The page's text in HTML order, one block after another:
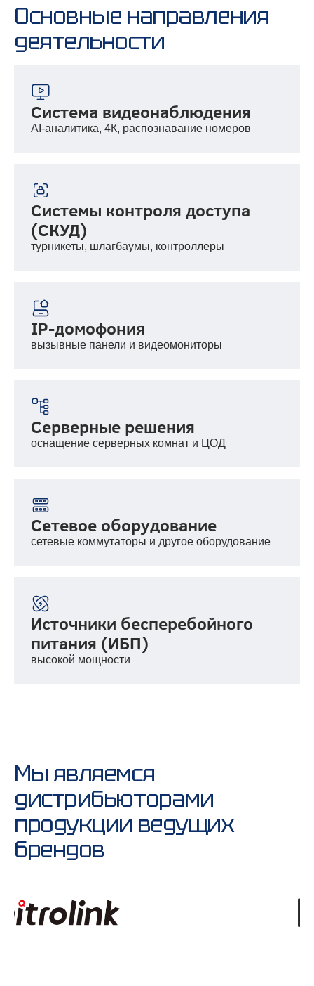
Основные направления
деятельности
Система видеонаблюдения
AI-аналитика, 4К, распознавание номеров
Системы контроля доступа
(СКУД)
турникеты, шлагбаумы, контроллеры
IP-домофония
вызывные панели и видеомониторы
Серверные решения
оснащение серверных комнат и ЦОД
Сетевое оборудование
сетевые коммутаторы и другое оборудование
Источники бесперебойного
питания (ИБП)
высокой мощности
Мы являемся
дистрибьюторами
продукции ведущих
брендов